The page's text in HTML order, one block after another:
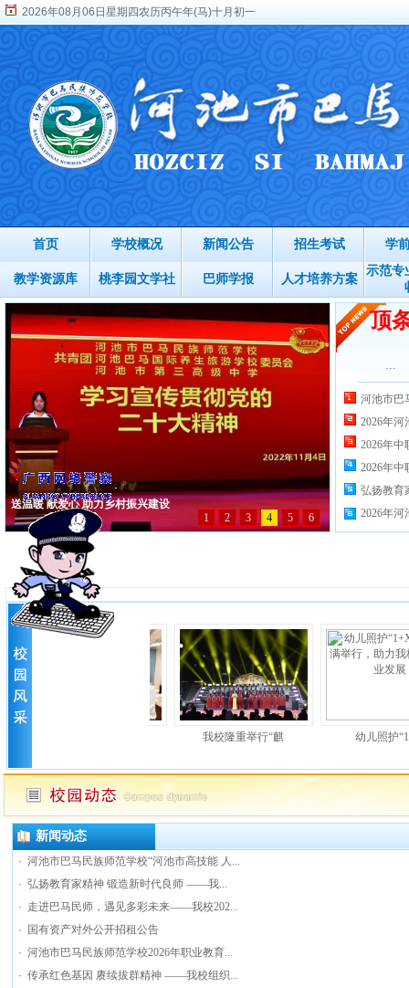
2026年08月06日星期四农历丙午年(马)十月初一
首页 学校概况 新闻公告 招生考试 学
教学资源库 桃李园文学社 巴师学报 人才培养方案
示范专
顶
...
河池市巴
2026年
2026年中
2026年中
弘扬教育
2026年
我校隆重举行“麒 幼儿照护“1+X
新闻动态
· 河池市巴马民族师范学校“河池市高技能 人...
· 弘扬教育家精神 锻造新时代良师 ——我...
· 走进巴马民师，遇见多彩未来——我校202...
·
国有资产对外公开招租公告
· 河池市巴马民族师范学校2026年职业教育...
· 传承红色基因 赓续拔群精神 ——我校组织...